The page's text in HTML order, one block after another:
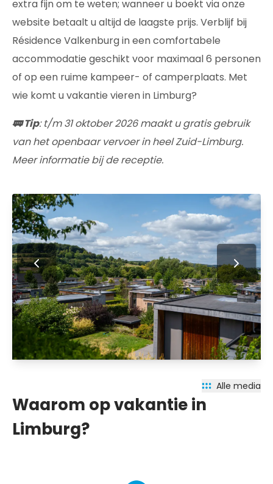
extra fijn om te weten; wanneer u boekt via onze
website betaalt u altijd de laagste prijs. Verblijf bij
Résidence Valkenburg in een comfortabele
accommodatie geschikt voor maximaal 6 personen
of op een ruime kampeer- of camperplaats. Met
wie komt u vakantie vieren in Limburg?
🚃 Tip: t/m 31 oktober 2026 maakt u gratis gebruik
van het openbaar vervoer in heel Zuid-Limburg.
Meer informatie bij de receptie.
Alle media
Waarom op vakantie in
Limburg?